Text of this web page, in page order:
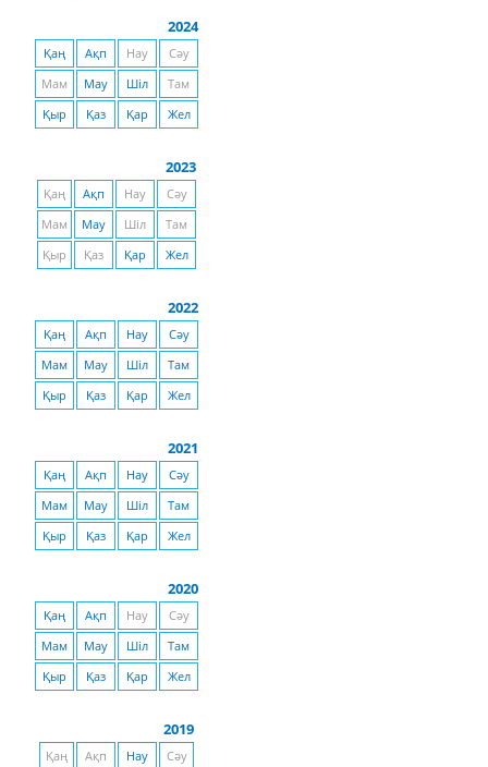
2024
Қаң Ақп Нау
Сәу
Мам
Мау Шіл
Там
Қыр
Қаз Қар Жел
2023
Қаң Ақп Нау
Сәу
Мам
Мау Шіл
Там
Қыр
Қаз Қар Жел
2022
Қаң Ақп Нау
Сәу
Мам
Мау Шіл
Там
Қыр
Қаз Қар Жел
2021
Қаң Ақп Нау
Сәу
Мам
Мау Шіл
Там
Қыр
Қаз Қар Жел
2020
Қаң Ақп Нау
Сәу
Мам
Мау Шіл
Там
Қыр
Қаз Қар Жел
2019
Қаң Ақп Нау Сәу